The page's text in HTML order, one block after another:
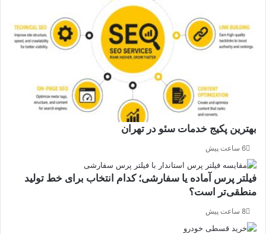
بهترین پکیج خدمات سئو در تهران
6 ساعت پیش
فیلتر پرس آماده یا سفارشی؛ کدام انتخاب برای خط تولید
منطقی‌تر است؟
8 ساعت پیش